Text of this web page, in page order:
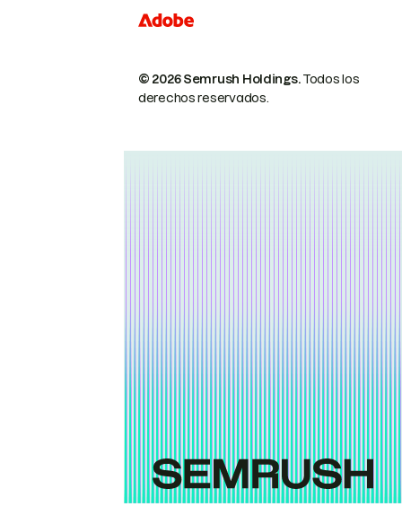
© 2026 Semrush Holdings.Todos los
derechos reservados.